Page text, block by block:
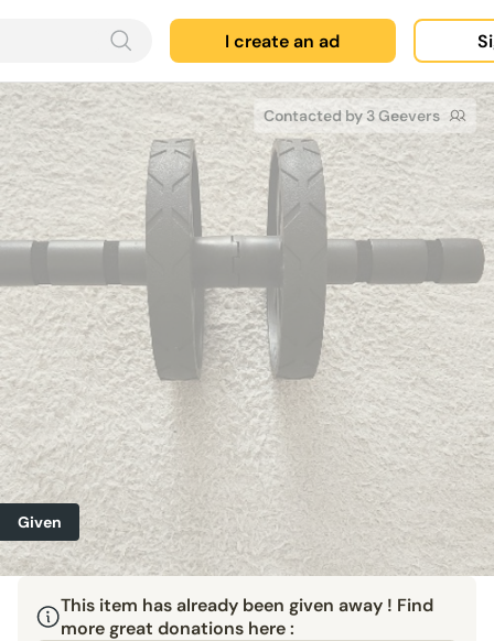
I create an ad
Contacted by 3 Geevers
Given
This item has already been given away ! Find
more great donations here :